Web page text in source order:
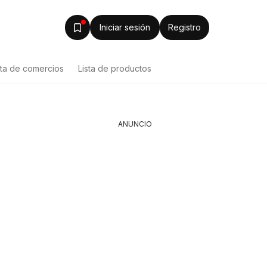
Iniciar sesión Registro
de comercios Lista de productos
ANUNCIO